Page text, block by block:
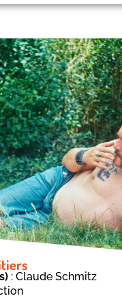
: Claude Schmitz